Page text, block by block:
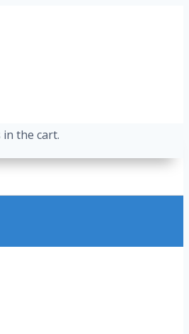
the cart.